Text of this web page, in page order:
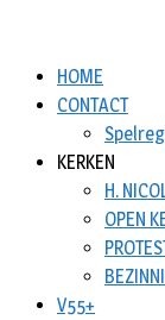
HOME
CONTACT
KERKEN
H.
OPEN
V55+